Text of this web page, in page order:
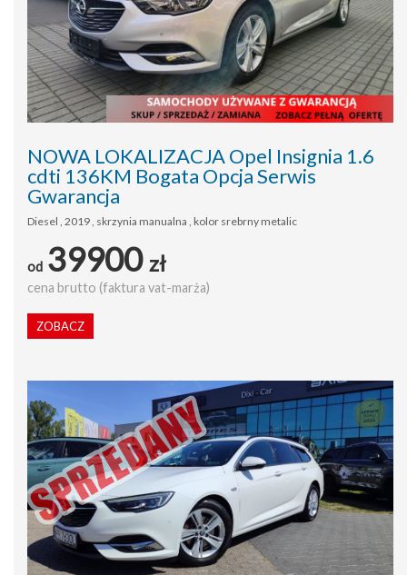
NOWA LOKALIZACJA Opel Insignia 1.6
cdti 136KM Bogata Opcja Serwis
Gwarancja
Diesel , 2019 , skrzynia manualna , kolor srebrny metalic
od 39900 zł
cena brutto (faktura vat-marża)
ZOBACZ